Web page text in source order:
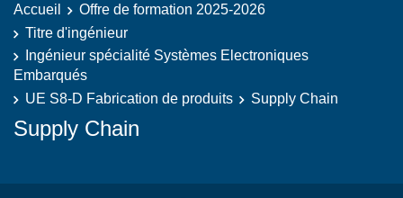
Accueil
Offre de formation 2025-2026
Titre d'ingénieur
Ingénieur spécialité Systèmes Electroniques
Embarqués
UE S8-D Fabrication de produits
Supply Chain
Supply Chain